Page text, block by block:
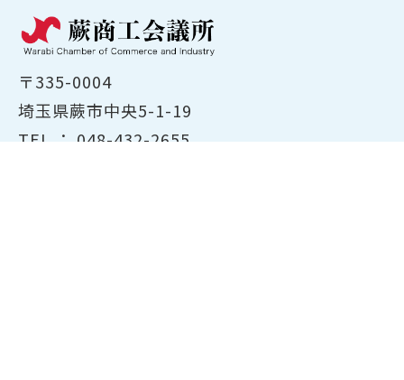
〒335-0004
埼玉県蕨市中央5-1-19
TEL ： 048-432-2655